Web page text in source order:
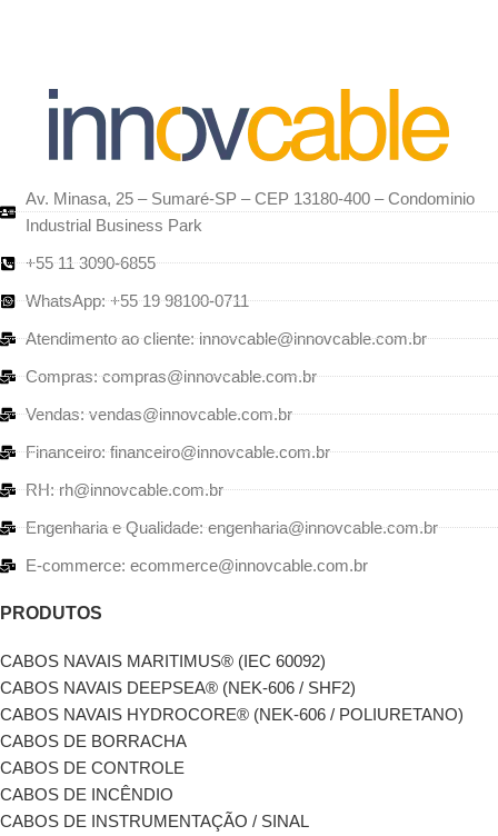
Av. Minasa, 25 – Sumaré-SP – CEP 13180-400 – Condominio
Industrial Business Park
+55 11 3090-6855
WhatsApp: +55 19 98100-0711
Atendimento ao cliente: innovcable@innovcable.com.br
Compras: compras@innovcable.com.br
Vendas: vendas@innovcable.com.br
Financeiro: financeiro@innovcable.com.br
RH: rh@innovcable.com.br
Engenharia e Qualidade: engenharia@innovcable.com.br
E-commerce: ecommerce@innovcable.com.br
PRODUTOS
CABOS NAVAIS MARITIMUS® (IEC 60092)
CABOS NAVAIS DEEPSEA® (NEK-606 / SHF2)
CABOS NAVAIS HYDROCORE® (NEK-606 / POLIURETANO)
CABOS DE BORRACHA
CABOS DE CONTROLE
CABOS DE INCÊNDIO
CABOS DE INSTRUMENTAÇÃO / SINAL